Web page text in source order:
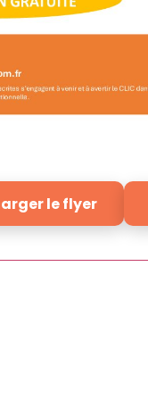
le flyer